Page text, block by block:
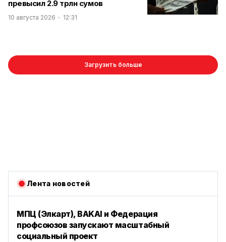
превысил 2.9 трлн сумов
10 августа 2026 12:31
Загрузить больше
Лента новостей
МПЦ (Элкарт), BAKAI и Федерация
профсоюзов запускают масштабный
социальный проект